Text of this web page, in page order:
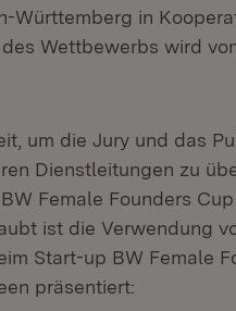
Württemberg in
Wettbewerbs wird
um die Jury und das
Dienstleitungen zu
Female Founders
ist die Verwendung
Start-up BW Female
präsentiert: